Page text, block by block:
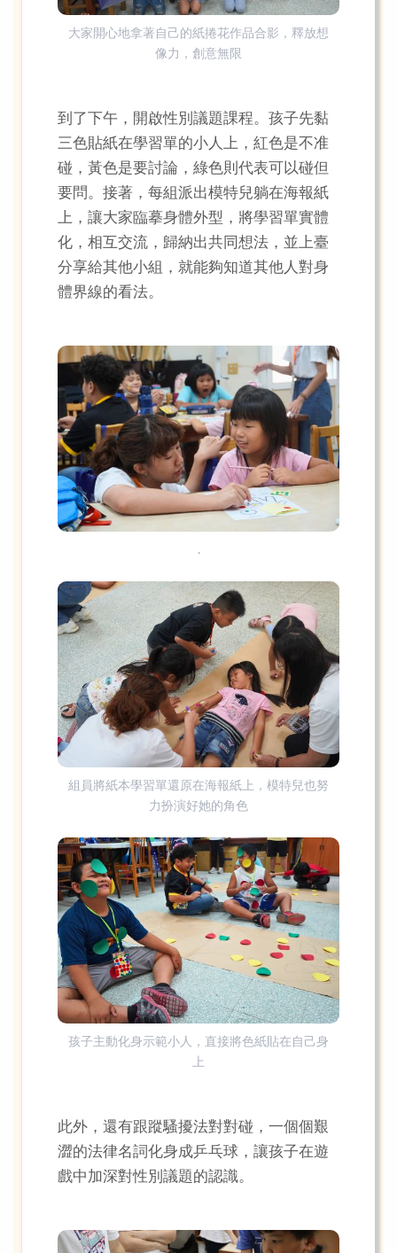
大家開心地拿著自己的紙捲花作品合影，釋放想
像力，創意無限
到了下午，開啟性別議題課程。孩子先黏
三色貼紙在學習單的小人上，紅色是不准
碰，黃色是要討論，綠色則代表可以碰但
要問。接著，每組派出模特兒躺在海報紙
上，讓大家臨摹身體外型，將學習單實體
化，相互交流，歸納出共同想法，並上臺
分享給其他小組，就能夠知道其他人對身
體界線的看法。
.
組員將紙本學習單還原在海報紙上，模特兒也努
力扮演好她的角色
孩子主動化身示範小人，直接將色紙貼在自己身
上
此外，還有跟蹤騷擾法對對碰，一個個艱
澀的法律名詞化身成乒乓球，讓孩子在遊
戲中加深對性別議題的認識。